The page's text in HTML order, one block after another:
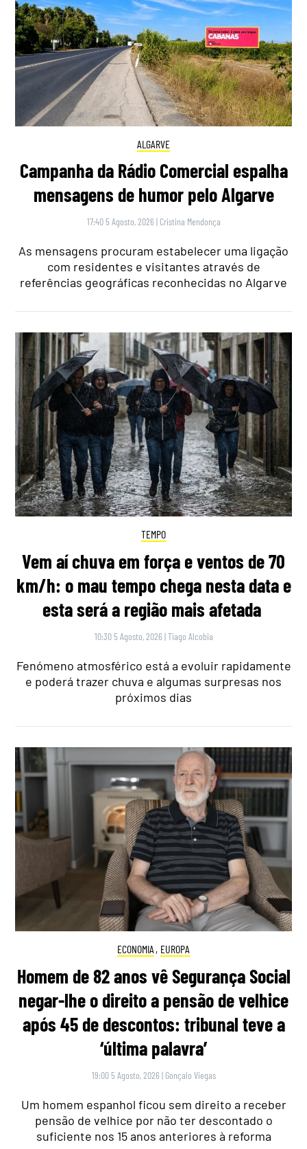
ALGARVE
Campanha da Rádio Comercial espalha
mensagens de humor pelo Algarve
17:40 5 Agosto, 2026 | Cristina Mendonça
As mensagens procuram estabelecer uma ligação
com residentes e visitantes através de
referências geográficas reconhecidas no Algarve
TEMPO
Vem aí chuva em força e ventos de 70
km/h: o mau tempo chega nesta data e
esta será a região mais afetada
10:30 5 Agosto, 2026 |Tiago Alcobia
Fenómeno atmosférico está a evoluir rapidamente
e poderá trazer chuva e algumas surpresas nos
próximos dias
ECONOMIA , EUROPA
Homem de 82 anos vê Segurança Social
negar-lhe o direito a pensão de velhice
após 45 de descontos: tribunal teve a
‘última palavra’
19:00 5 Agosto, 2026 | Gonçalo Viegas
Um homem espanhol ficou sem direito a receber
pensão de velhice por não ter descontado o
suficiente nos 15 anos anteriores à reforma